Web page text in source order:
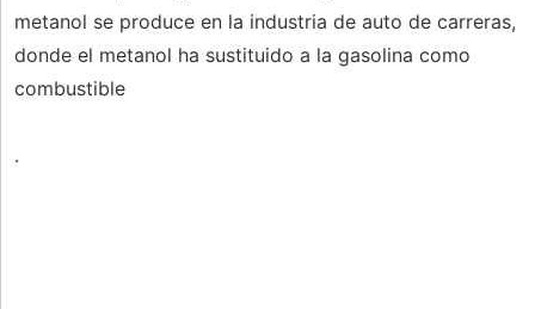
metanol se produce en la industria de auto de carreras,
donde el metanol ha sustituido a la gasolina como
combustible
.